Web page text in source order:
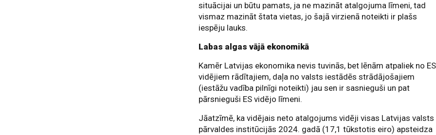
situācijai un būtu pamats, ja ne mazināt atalgojuma līmeni, tad
vismaz mazināt štata vietas, jo šajā virzienā noteikti ir plašs
iespēju lauks.
Labas algas vājā ekonomikā
Kamēr Latvijas ekonomika nevis tuvinās, bet lēnām atpaliek no ES
vidējiem rādītajiem, daļa no valsts iestādēs strādājošajiem
(iestāžu vadība pilnīgi noteikti) jau sen ir sasnieguši un pat
pārsnieguši ES vidējo līmeni.
Jāatzīmē, ka vidējais neto atalgojums vidēji visas Latvijas valsts
pārvaldes institūcijās 2024. gadā (17,1 tūkstotis eiro) apsteidza